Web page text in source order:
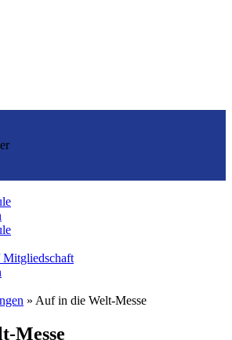
» Auf in die Welt-Messe
Messe